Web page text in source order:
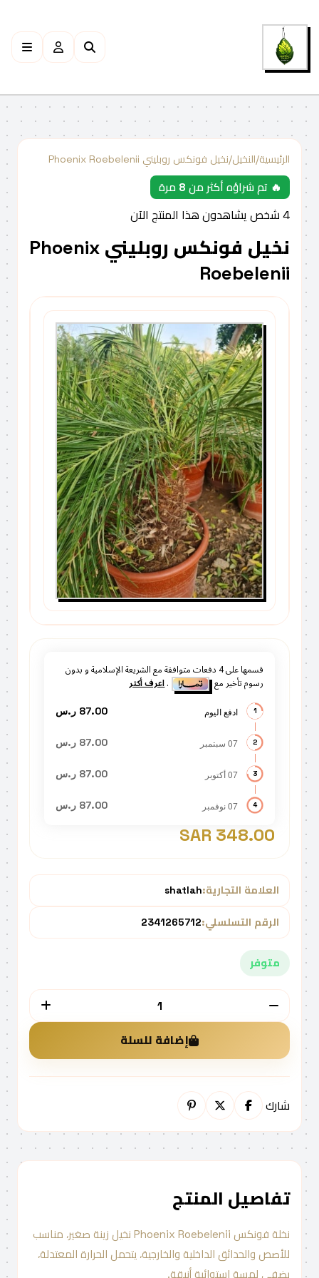
الرئيسية/النخيل/نخيل فونكس روبليني Phoenix Roebelenii
🔥 تم شراؤه أكثر من 8 مرة
4 شخص يشاهدون هذا المنتج الآن
نخيل فونكس روبليني Phoenix
Roebelenii
قسمها على4 دفعات متوافقة مع الشريعة الإسلامية و بدون
رسوم تأخير مع .اعرف أكثر
1
2
3
4
ادفع اليوم 87.00 ر.س
07 سبتمبر 87.00 ر.س
07 أكتوبر 87.00 ر.س
07 نوفمبر 87.00 ر.س
348.00 SAR
العلامة التجارية:shatlah
الرقم التسلسلي:2341265712
متوفر
الكمية
إضافة للسلة
شارك
تفاصيل المنتج
نخلة فونكس Phoenix Roebelenii نخيل زينة صغير، مناسب
للأصص والحدائق الداخلية والخارجية، يتحمل الحرارة المعتدلة،
يضفي لمسة استوائية أنيقة.